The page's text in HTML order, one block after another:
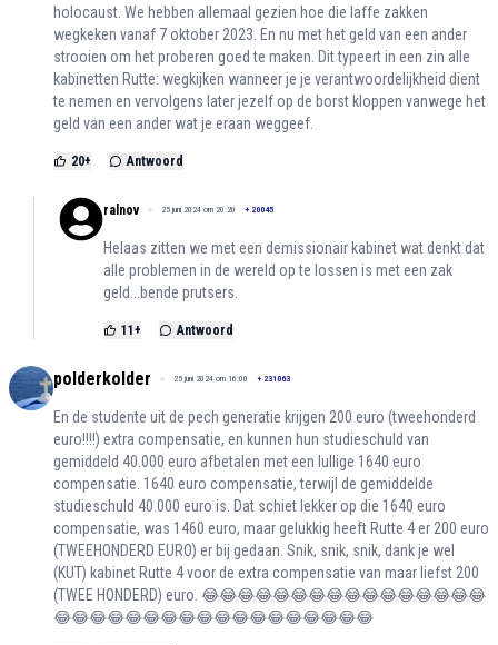
holocaust. We hebben allemaal gezien hoe die laffe zakken
wegkeken vanaf 7 oktober 2023. En nu met het geld van een ander
strooien om het proberen goed te maken. Dit typeert in een zin alle
kabinetten Rutte: wegkijken wanneer je je verantwoordelijkheid dient
te nemen en vervolgens later jezelf op de borst kloppen vanwege het
geld van een ander wat je eraan weggeef.
20+ Antwoord
ralnov 25 juni 2024 om 20:20 + 20045
Helaas zitten we met een demissionair kabinet wat denkt dat
alle problemen in de wereld op te lossen is met een zak
geld...bende prutsers.
11+ Antwoord
polderkolder 25 juni 2024 om 16:00 + 231063
En de studente uit de pech generatie krijgen 200 euro (tweehonderd
euro!!!!) extra compensatie, en kunnen hun studieschuld van
gemiddeld 40.000 euro afbetalen met een lullige 1640 euro
compensatie. 1640 euro compensatie, terwijl de gemiddelde
studieschuld 40.000 euro is. Dat schiet lekker op die 1640 euro
compensatie, was 1460 euro, maar gelukkig heeft Rutte 4 er 200 euro
(TWEEHONDERD EURO) er bij gedaan. Snik, snik, snik, dank je wel
(KUT) kabinet Rutte 4 voor de extra compensatie van maar liefst 200
(TWEE HONDERD) euro. 😂😂😂😂😂😂😂😂😂😂😂😂😂😂😂😂
😂😂😂😂😂😂😂😂😂😂😂😂😂😂😂😂😂😂